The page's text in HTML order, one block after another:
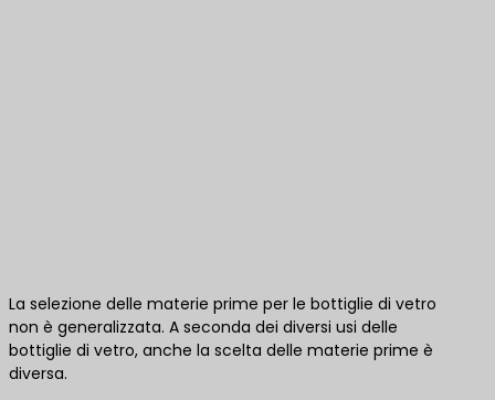
La selezione delle materie prime per le bottiglie di vetro
non è generalizzata. A seconda dei diversi usi delle
bottiglie di vetro, anche la scelta delle materie prime è
diversa.